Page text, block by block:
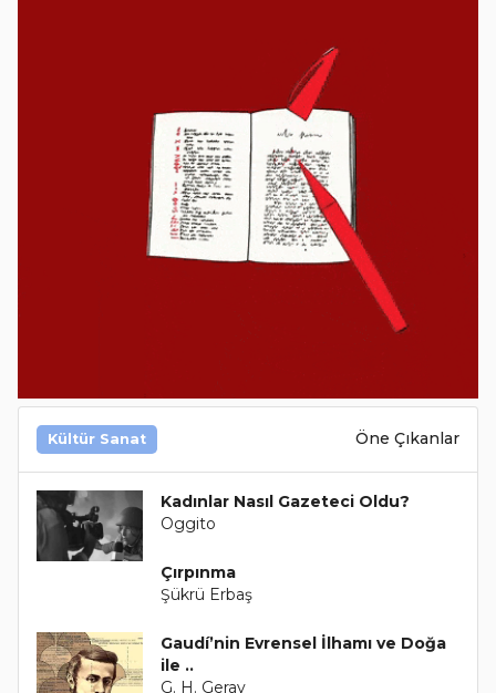
Kültür Sanat Öne Çıkanlar
Kadınlar Nasıl Gazeteci Oldu?
Oggito
Çırpınma
Şükrü Erbaş
Gaudí’nin Evrensel İlhamı ve Doğa
ile ..
G. H. Geray